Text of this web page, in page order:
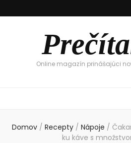
Online magazín prinášajúci
Domov / Recepty / Nápoje /
ku káve s